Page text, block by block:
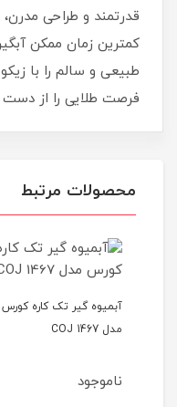
قدرتمند و طراحی مدرن،
کمترین زمان ممکن
طبیعی و سالم را با
فرصت طلایی را از دست
محصولات مرتبط
آبمیوه گیر تک‌ کاره کورس
مدل COJ 1467
ناموجود